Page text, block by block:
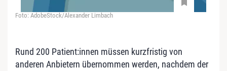
Foto: AdobeStock/Alexander Limbach
Rund 200 Patient:innen müssen kurzfristig von
anderen Anbietern übernommen werden, nachdem der